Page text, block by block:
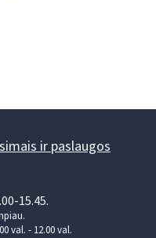
ir paslaugos
15.45.
val. - 12.00 val.